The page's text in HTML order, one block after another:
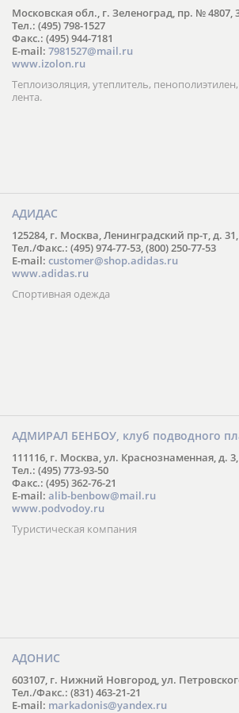
Московская обл., г. Зеленоград, пр. № 4807,
Тел.: (495) 798-1527
Факс.: (495) 944-7181
E-mail: 7981527@mail.ru
www.izolon.ru
Теплоизоляция, утеплитель,
лента.
АДИДАС
125284, г. Москва, Ленинградский пр-т, д.
Тел./Факс.: (495) 974-77-53, (800) 250-77-53
E-mail: customer@shop.adidas.ru
www.adidas.ru
Спортивная одежда
АДМИРАЛ БЕНБОУ, клуб подводного
111116, г. Москва, ул. Краснознаменная, д.
Тел.: (495) 773-93-50
Факс.: (495) 362-76-21
E-mail: alib-benbow@mail.ru
www.podvodoy.ru
Туристическая компания
АДОНИС
603107, г. Нижний Новгород, ул.
Тел./Факс.: (831) 463-21-21
E-mail: markadonis@yandex.ru